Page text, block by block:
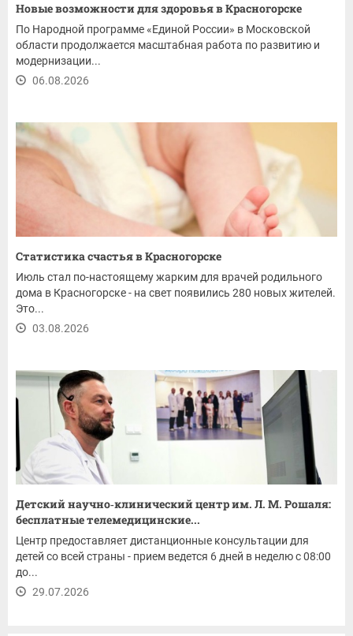
Новые возможности для здоровья в Красногорске
По Народной программе «Единой России» в Московской
области продолжается масштабная работа по развитию и
модернизации...
06.08.2026
Статистика счастья в Красногорске
Июль стал по-настоящему жарким для врачей родильного
дома в Красногорске - на свет появились 280 новых жителей.
Это...
03.08.2026
Детский научно‑клинический центр им. Л. М. Рошаля:
бесплатные телемедицинские...
Центр предоставляет дистанционные консультации для
детей со всей страны - прием ведется 6 дней в неделю с 08:00
до...
29.07.2026